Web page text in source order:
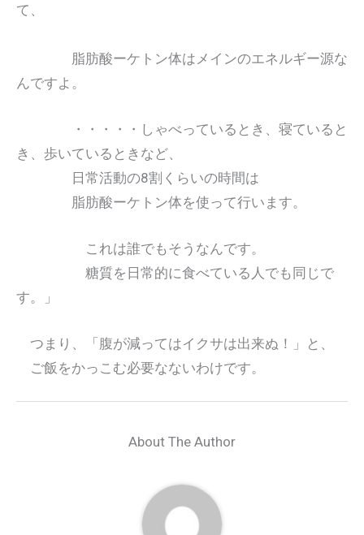
て、
脂肪酸ーケトン体はメインのエネルギー源な
んですよ。
・・・・・しゃべっているとき、寝ていると
き、歩いているときなど、
日常活動の8割くらいの時間は
脂肪酸ーケトン体を使って行います。
これは誰でもそうなんです。
糖質を日常的に食べている人でも同じで
す。」
つまり、「腹が減ってはイクサは出来ぬ！」と、
ご飯をかっこむ必要なないわけです。
About The Author